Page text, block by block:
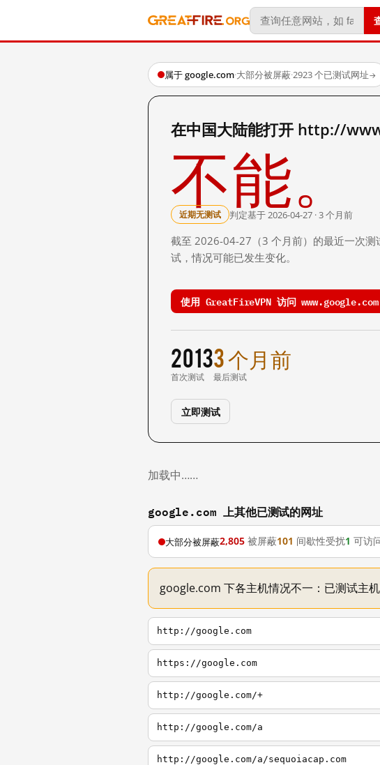
属于 google.com·大部分被屏蔽·2923 个已测试网址→
在中国大陆能打开 http://
不能。
近期无测试 判定基于 2026-04-27 · 3 个月前
截至 2026-04-27（3 个月前）的最近一次
试，情况可能已发生变化。
使用 GreatFireVPN 访问
2013
首次测试
3 个月前
最后测试
立即测试
加载中……
google.com 上其他已测试的网址
大部分被屏蔽2,805 被屏蔽101 间歇性受扰1 可访
google.com 下各主机情况不一：已测试主
http://google.com
https://google.com
http://google.com/+
http://google.com/a
http://google.com/a/sequoiacap.com